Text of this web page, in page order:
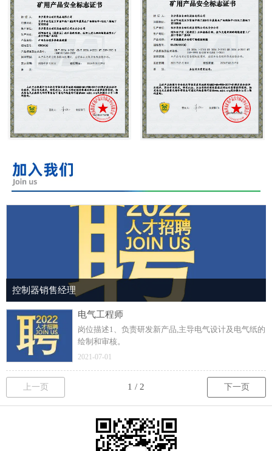
控制器销售经理
电气工程师
岗位描述1、负责研发新产品,主导电气设计及电气纸的
绘制和审核。
2021-07-01
上一页 下一页